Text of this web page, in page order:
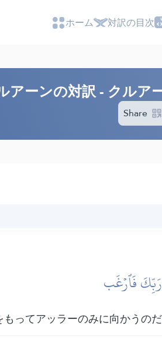
ホーム 対訳の目次
アーンの対訳 - クルア
Share
رَبِّكَ فَٱرۡغَب
ってアッラーのみに向かうのだ